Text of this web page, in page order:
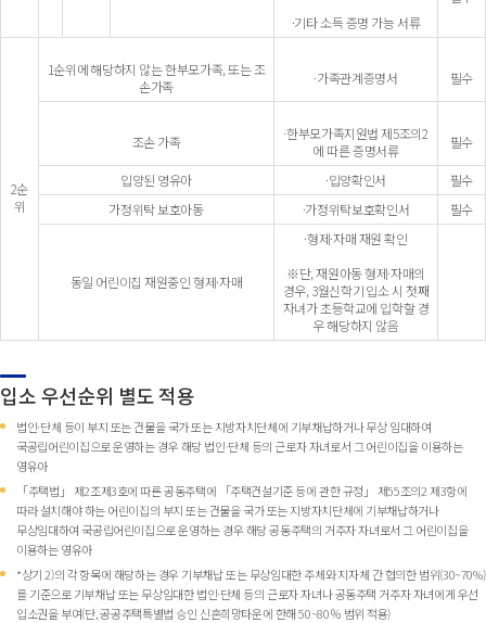
·기타 소득 증명 가능 서류
2순
위
1순위에 해당하지 않는 한부모가족, 또는 조
손가족
·가족관계증명서 필수
조손 가족
·한부모가족지원법 제5조의2
에 따른 증명서류
필수
입양된 영유아 ·입양확인서
필수
가정위탁 보호아동
·가정위탁보호확인서 필수
동일 어린이집 재원중인 형제·자매
·형제·자매 재원 확인
※단, 재원아동 형제·자매의
경우, 3월신학기 입소 시 첫째
자녀가 초등학교에 입학할 경
우 해당하지 않음
입소 우선순위 별도 적용
법인·단체 등이 부지 또는 건물을 국가 또는 지방자치단체에 기부채납하거나 무상 임대하여
국공립어린이집으로 운영하는 경우 해당 법인·단체 등의 근로자 자녀로서 그 어린이집을 이용하는
영유아
「주택법」 제2조제3호에 따른 공동주택에 「주택건설기준 등에 관한 규정」 제55조의2 제3항에
따라 설치해야 하는 어린이집의 부지 또는 건물을 국가 또는 지방자치단체에 기부채납하거나
무상임대하여 국공립어린이집으로 운영하는 경우 해당 공동주택의 거주자 자녀로서 그 어린이집을
이용하는 영유아
*상기 2)의 각 항목에 해당하는 경우 기부채납 또는 무상임대한 주체와 지자체 간 협의한 범위(30~70%)
를 기준으로 기부채납 또는 무상임대한 법인·단체 등의 근로자 자녀나 공동주택 거주자 자녀에게 우선
입소권을 부여(단, 공공주택특별법 승인 신혼희망타운에 한해 50~80％ 범위 적용)